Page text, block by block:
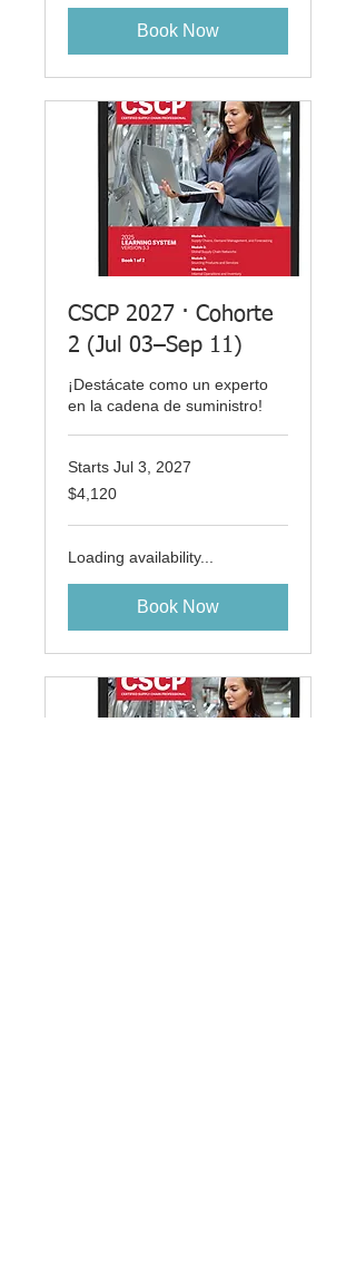
Book Now
CSCP 2027 · Cohorte
2 (Jul 03–Sep 11)
¡Destácate como un experto
en la cadena de suministro!
Starts Jul 3, 2027
4,120
US
$4,120
Loading availability...
Book Now